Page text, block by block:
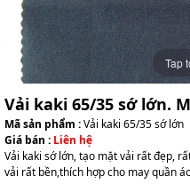
Tap
Vải kaki 65/35 sớ lớn.
Mã sản phẩm :Vải kaki 65/35 sớ lớn
Giá bán : Liên hệ
Vải kaki sớ lớn, tạo mặt vải rất đẹp,
vải rất bền,thích hợp cho may quần